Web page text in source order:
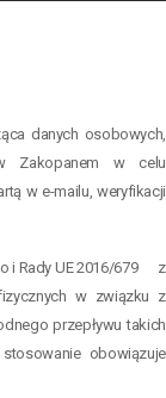
danych osobowych,
Zakopanem w celu
w e-mailu, weryfikacji
i Rady UE 2016/679 z
w związku z
przepływu takich
obowiązuje